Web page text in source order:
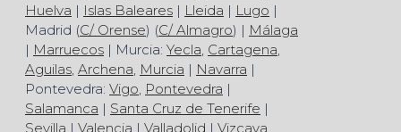
Huelva | Islas Baleares | Lleida | Lugo |
Madrid (C/ Orense) (C/ Almagro) | Málaga
| Marruecos | Murcia: Yecla, Cartagena,
Aguilas, Archena, Murcia | Navarra |
Pontevedra: Vigo, Pontevedra |
Salamanca | Santa Cruz de Tenerife |
Sevilla | Valencia | Valladolid | Vizcaya